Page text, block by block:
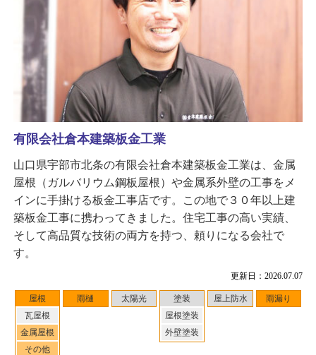
更新日：2026.07.07
屋根
瓦屋根
金属屋根
その他
雨樋 太陽光
塗装
屋根塗装
外壁塗装
屋上防水 雨漏り
有限会社倉本建築板金工業
山口県宇部市北条の有限会社倉本建築板金工業は、金属
屋根（ガルバリウム鋼板屋根）や金属系外壁の工事をメ
インに手掛ける板金工事店です。この地で３０年以上建
築板金工事に携わってきました。住宅工事の高い実績、
そして高品質な技術の両方を持つ、頼りになる会社で
す。